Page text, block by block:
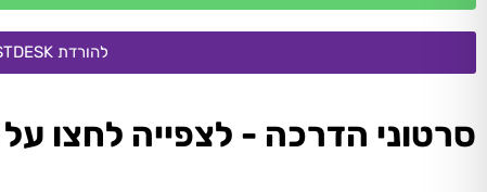
להורדת RUSTDESK - תוכנה להשתלטות מרחוק נא ללחוץ כאן בקישור
סרטוני הדרכה - לצפייה לחצו